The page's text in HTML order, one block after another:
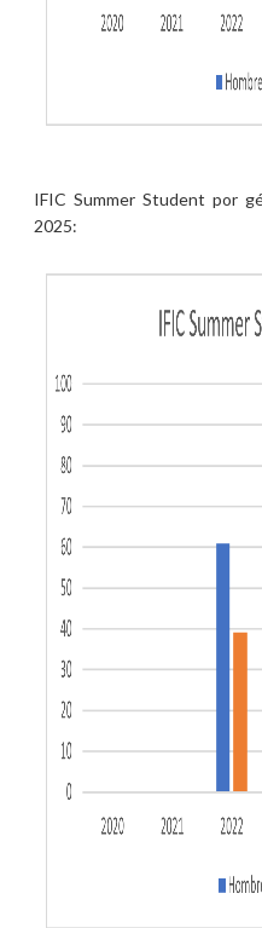
IFIC Summer Student por
2025: